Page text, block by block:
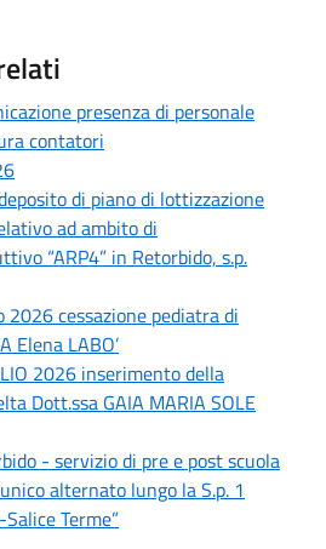
presenza di personale
contatori
di piano di lottizzazione
ad ambito di
“ARP4” in Retorbido, s.p.
2026 cessazione pediatra di
Elena LABO’
2026 inserimento della
Dott.ssa GAIA MARIA SOLE
- servizio di pre e post scuola
alternato lungo la S.p. 1
Terme”